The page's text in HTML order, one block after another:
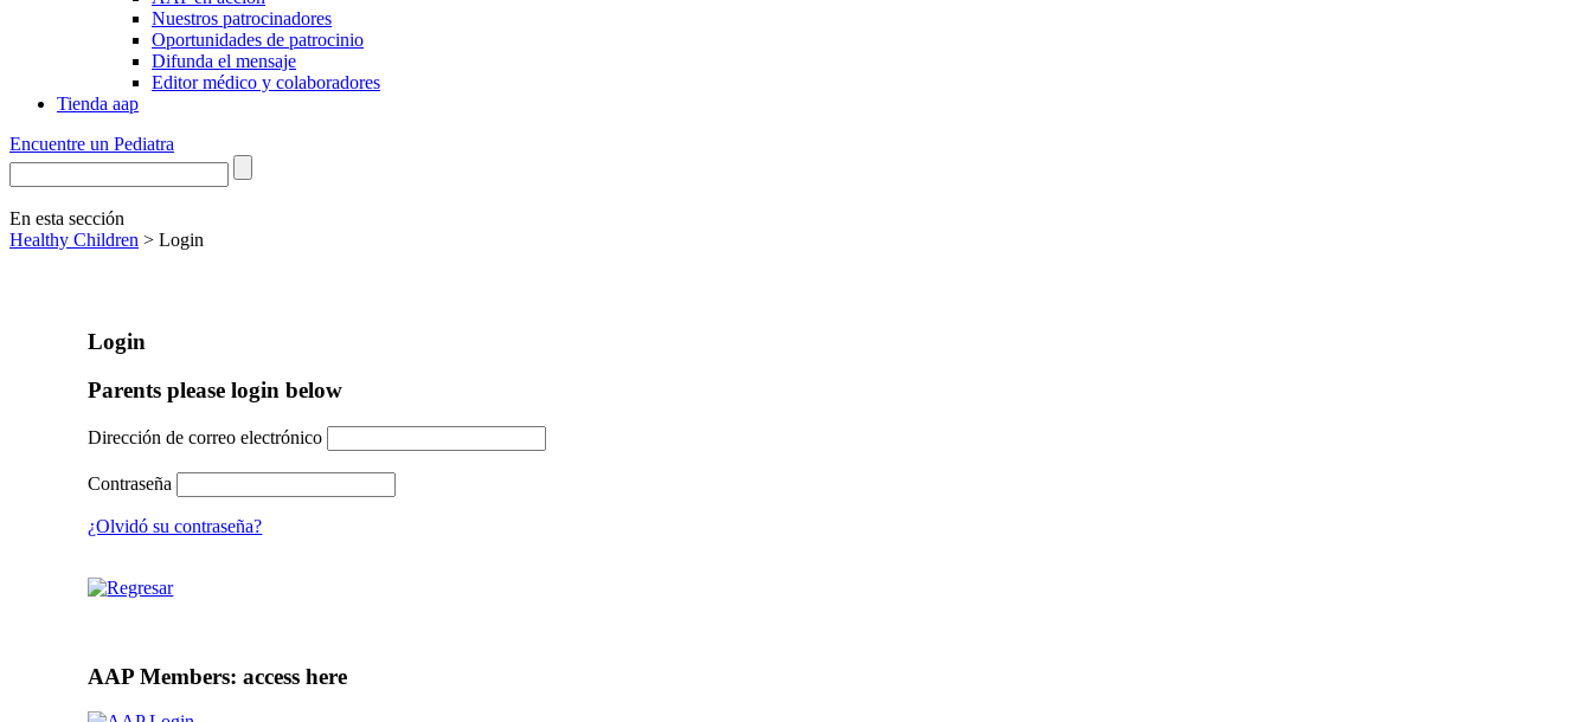
Nuestros patrocinadores
Oportunidades de patrocinio
Difunda el mensaje
Editor médico y colaboradores
Tienda aap
Encuentre un Pediatra
En esta sección
Healthy Children > Login
Login
Parents please login below
Dirección de correo electrónico
Contraseña
¿Olvidó su contraseña?
AAP Members: access here